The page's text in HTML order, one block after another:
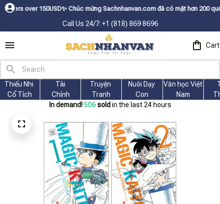
✨ Chúc mừng Sachnhanvan.com đã có mặt hơn 200 quốc gia như Mỹ,
Call Us 24/7: +1 (818) 869 8696
Cart
Thiếu Nhi
Cổ Tích
Tài
Chính
Truyện
Tranh
Nuôi Dạy
Con
Văn học Việt
Nam
In demand! 506 sold in the last 24 hours